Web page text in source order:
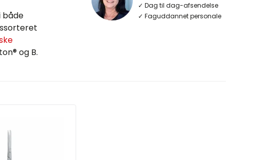
både
og B.
✓ Dag til dag-afsendelse
✓ Faguddannet personale